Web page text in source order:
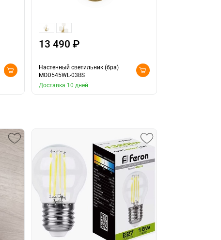
13 490 ₽
Настенный светильник (бра)
MOD545WL-03BS
Доставка 10 дней